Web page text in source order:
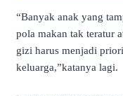
“Banyak anak yang
pola makan tak teratur
gizi harus menjadi
keluarga,”katanya lagi.